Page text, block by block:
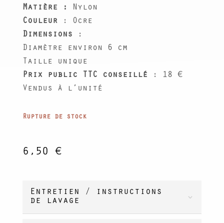
Matière :
Nylon
Couleur: Ocre
Dimensions :
Diamètre environ 6 cm
Taille unique
Prix public TTC conseillé : 18 €
Vendus à l’unité
Rupture de stock
6,50 €
Entretien / instructions
de lavage